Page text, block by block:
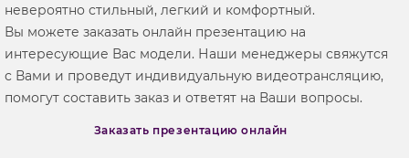
невероятно стильный, легкий и комфортный.
Вы можете заказать онлайн презентацию на
интересующие Вас модели. Наши менеджеры свяжутся
с Вами и проведут индивидуальную видеотрансляцию,
помогут составить заказ и ответят на Ваши вопросы.
Заказать презентацию онлайн